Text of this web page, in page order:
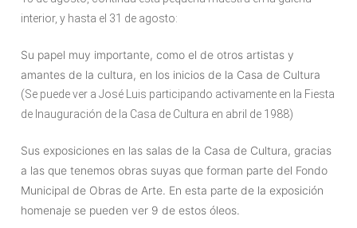
interior, y hasta el 31 de agosto:
Su papel muy importante, como el de otros artistas y
amantes de la cultura, en los inicios de la Casa de Cultura
(Se puede ver a José Luis participando activamente en la Fiesta
de Inauguración de la Casa de Cultura en abril de 1988)
Sus exposiciones en las salas de la Casa de Cultura, gracias
a las que tenemos obras suyas que forman parte del Fondo
Municipal de Obras de Arte. En esta parte de la exposición
homenaje se pueden ver 9 de estos óleos.